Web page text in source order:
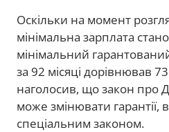
Оскільки на момент
мінімальна зарплата
мінімальний
за 92 місяці дорівнював
наголосив, що закон
може змінювати гарантії,
спеціальним законом.